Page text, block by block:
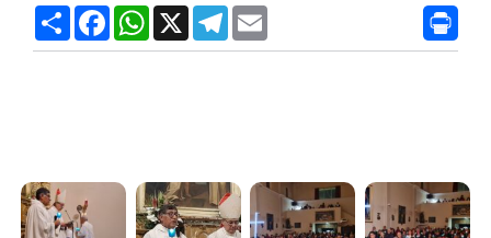
CondividiFacebookWhatsApp
X Telegram